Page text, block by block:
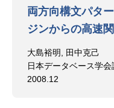
両方向構文パタ
ジンからの高速
大島裕明, 田中克己
日本データベース学
2008.12